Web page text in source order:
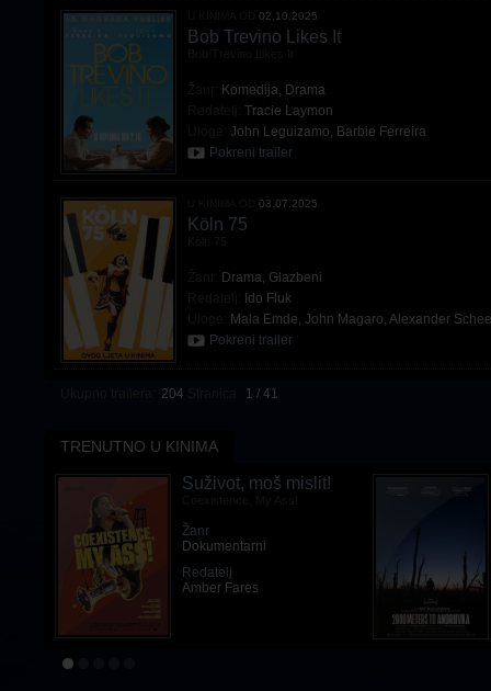
02.10.2025
Bob Trevino Likes It
Komedija, Drama
Tracie Laymon
John Leguizamo, Barbie Ferreira
Pokreni trailer
03.07.2025
Köln 75
Drama, Glazbeni
Ido Fluk
Mala Emde, John Magaro, Alexander
Pokreni trailer
204 1 / 41
TRENUTNO U KINIMA
Suživot, moš mislit!
Žanr
Dokumentarni
Redatelj
Amber Fares